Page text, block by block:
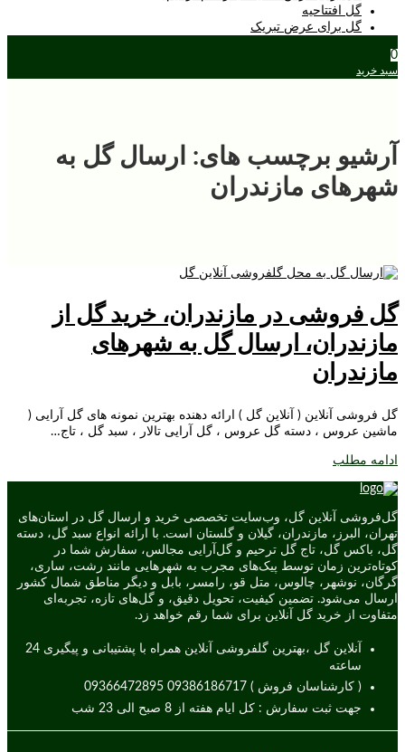
گل افتتاحیه
گل برای عرض تبریک
0
سبد خرید
آرشیو برچسب های: ارسال گل به
شهرهای مازندران
گل فروشی در مازندران، خرید گل از
مازندران، ارسال گل به شهرهای
مازندران
گل فروشی آنلاین ( آنلاین گل ) ارائه دهنده بهترین نمونه های گل آرایی (
ماشین عروس ، دسته گل عروس ، گل آرایی تالار ، سبد گل ، تاج…
ادامه مطلب
گل‌فروشی آنلاین گل، وب‌سایت تخصصی خرید و ارسال گل در استان‌های
تهران، البرز، مازندران، گیلان و گلستان است. با ارائه انواع سبد گل، دسته
گل، باکس گل، تاج گل ترحیم و گل‌آرایی مجالس، سفارش شما در
کوتاه‌ترین زمان توسط پیک‌های مجرب به شهرهایی مانند رشت، ساری،
گرگان، نوشهر، چالوس، متل قو، رامسر، بابل و دیگر مناطق شمال کشور
ارسال می‌شود. تضمین کیفیت، تحویل دقیق، و گل‌های تازه، تجربه‌ای
متفاوت از خرید گل آنلاین برای شما رقم خواهد زد.
آنلاین گل ،بهترین گلفروشی آنلاین همراه با پشتیبانی و پیگیری 24
ساعته
( کارشناسان فروش ) 09386186717 09366472895
جهت ثبت سفارش : کل ایام هفته از 8 صبح الی 23 شب